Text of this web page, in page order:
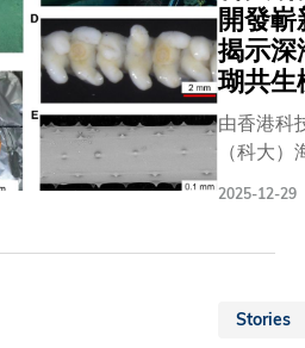
破。此運
過程不僅
維持生命
與多種遺
性疾病關
密切。通
囊泡蛋白
究團隊有
開發
揭示深
瑚共生
由香港科
（科大
水產科
2025-12-29
Stories